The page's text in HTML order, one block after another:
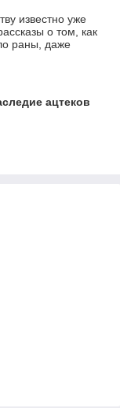
известно уже
о том, как
раны, даже
ацтеков